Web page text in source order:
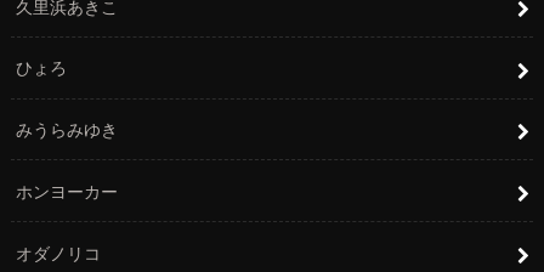
久里浜あきこ
ひょろ
みうらみゆき
ホンヨーカー
オダノリコ